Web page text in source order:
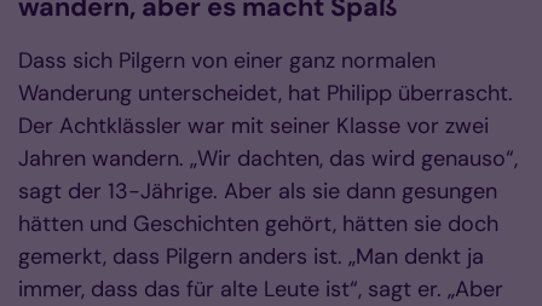
wandern, aber es macht Spaß
Dass sich Pilgern von einer ganz normalen
Wanderung unterscheidet, hat Philipp überrascht.
Der Achtklässler war mit seiner Klasse vor zwei
Jahren wandern. „Wir dachten, das wird genauso“,
sagt der 13-Jährige. Aber als sie dann gesungen
hätten und Geschichten gehört, hätten sie doch
gemerkt, dass Pilgern anders ist. „Man denkt ja
immer, dass das für alte Leute ist“, sagt er. „Aber